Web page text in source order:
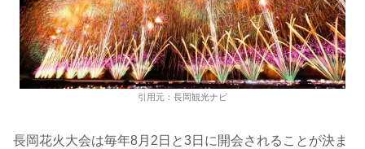
引用元：長岡観光ナビ
長岡花火大会は毎年8月2日と3日に開会されることが決ま